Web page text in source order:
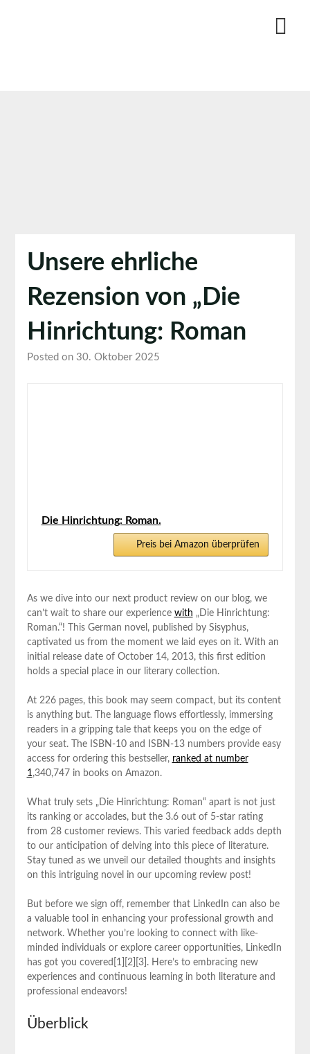
Unsere ehrliche
Rezension von „Die
Hinrichtung: Roman
Posted on 30. Oktober 2025
Die Hinrichtung: Roman.
Preis bei Amazon überprüfen
As we⁤ dive into ‌our next product review⁢ on our blog, we​
can’t wait to share our ‌experience ‍ with „Die Hinrichtung:
Roman.“! ⁢This German novel,‍ published by Sisyphus,
captivated us from the moment we laid eyes ‌on it. ‌With an
initial release ⁣date of October 14, 2013, this⁢ first edition
holds a special⁤ place in our literary collection.
At 226‌ pages, this book may seem compact, but its content
is anything but.⁣ The ⁣language flows effortlessly, immersing
readers in a gripping ⁢tale that keeps you on the edge of
your seat. The ‍ISBN-10 and ISBN-13 numbers provide easy
access for ordering this bestseller, ranked at number
1,340,747 ⁢in books on Amazon.
What ‌truly sets „Die Hinrichtung: Roman“ apart⁤ is not just
its ranking or accolades, but the 3.6 out of 5-star rating
from 28 ⁤customer reviews. This varied feedback adds depth
to our anticipation of delving​ into this ​piece of literature.
Stay tuned ⁢as we unveil our detailed thoughts and insights
on this intriguing novel in our upcoming review post!
But before we sign off, remember that LinkedIn can also be
a valuable tool in enhancing your ‌professional growth and
network. Whether you’re looking to connect with like-
minded individuals or explore career​ opportunities, LinkedIn
has got you covered[1][2][3]. Here’s to embracing new
experiences⁢ and continuous learning in both literature and
professional endeavors!
Überblick